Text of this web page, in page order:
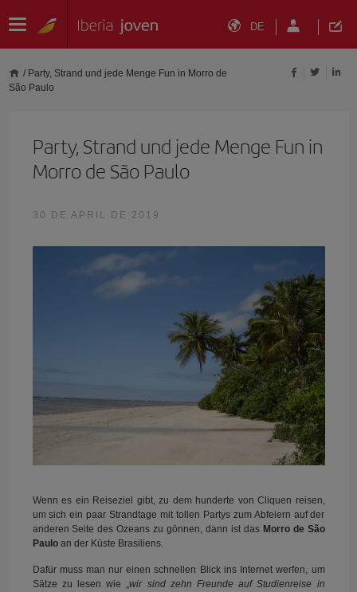
DE
/ Party, Strand und jede Menge Fun in Morro de
São Paulo
Party, Strand und jede Menge Fun in
Morro de São Paulo
30 DE APRIL DE 2019
Wenn es ein Reiseziel gibt, zu dem hunderte von Cliquen reisen,
um sich ein paar Strandtage mit tollen Partys zum Abfeiern auf der
anderen Seite des Ozeans zu gönnen, dann ist das Morro de São
Pauloan der Küste Brasiliens.
Dafür muss man nur einen schnellen Blick ins Internet werfen, um
Sätze zu lesen wie „wir sind zehn Freunde auf Studienreise in